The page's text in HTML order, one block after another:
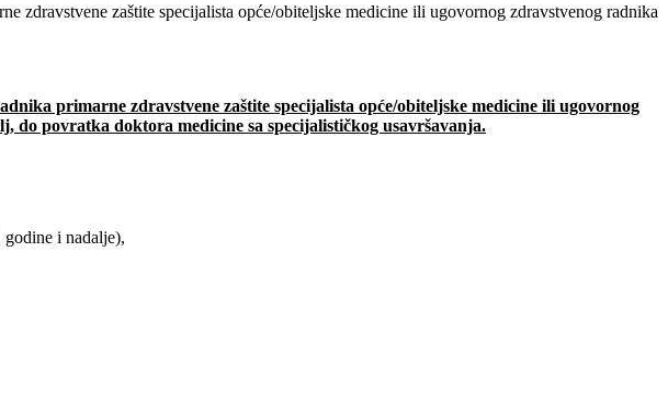
zdravstvene zaštite specijalista opće/obiteljske medicine ili ugovornog zdravstvenog radnika
primarne zdravstvene zaštite specijalista opće/obiteljske medicine ili ugovornog
do povratka doktora medicine sa specijalističkog usavršavanja.
i nadalje),